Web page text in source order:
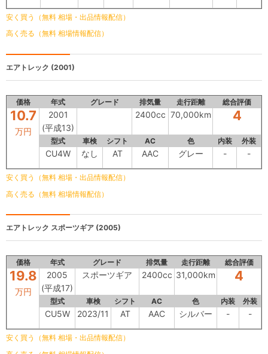
安く買う（無料 相場・出品情報配信）
高く売る（無料 相場情報配信）
エアトレック (2001)
価格 年式 グレード 排気量 走行距離 総合評価
10.7
万円
2001
(平成13)
2400cc 70,000km 4
型式 車検 シフト AC 色 内装 外装
CU4W なし AT AAC グレー - -
安く買う（無料 相場・出品情報配信）
高く売る（無料 相場情報配信）
エアトレック スポーツギア (2005)
価格 年式 グレード 排気量 走行距離 総合評価
19.8
万円
2005
(平成17)
スポーツギア 2400cc 31,000km 4
型式 車検 シフト AC 色 内装 外装
CU5W 2023/11 AT AAC シルバー - -
安く買う（無料 相場・出品情報配信）